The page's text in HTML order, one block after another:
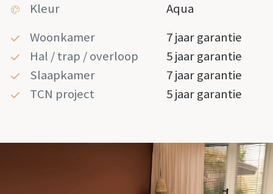
Kleur
Aqua
Woonkamer
7 jaar garantie
Hal / trap / overloop
5 jaar garantie
Slaapkamer
7 jaar garantie
TCN project
5 jaar garantie